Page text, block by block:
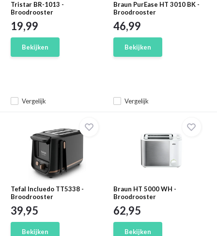
Tristar BR-1013 -
Broodrooster
Vergelijk
19,99
Bekijken
Braun PurEase HT 3010 BK -
Broodrooster
Vergelijk
46,99
Bekijken
Tefal Incluedo TT5338 -
Broodrooster
39,95
Bekijken
Braun HT 5000 WH -
Broodrooster
62,95
Bekijken